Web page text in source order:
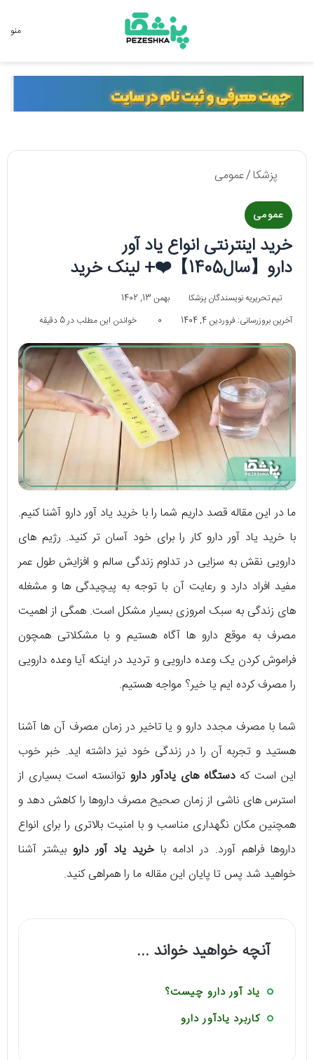
منو
پزشکا/عمومی
عمومی
خرید اینترنتی انواع یاد آور
دارو【سال1405】❤️+ لینک خرید
تیم تحریریه نویسندگان پزشکا
بهمن 13, 1402
آخرین بروزرسانی: فروردین 4, 1404
0 خواندن این مطلب در 5 دقیقه
ما در این مقاله قصد داریم شما را با خرید یاد آور دارو آشنا کنیم.
با خرید یاد آور دارو کار را برای خود آسان تر کنید. رژیم های
دارویی نقش به سزایی در تداوم زندگی سالم و افزایش طول عمر
مفید افراد دارد و رعایت آن با توجه به پیچیدگی ها و مشغله
های زندگی به سبک امروزی بسیار مشکل است. همگی از اهمیت
مصرف به موقع دارو ها آگاه هستیم و با مشکلاتی همچون
فراموش کردن یک وعده دارویی و تردید در اینکه آیا وعده دارویی
را مصرف کرده ایم یا خیر؟ مواجه هستیم.
شما با مصرف مجدد دارو و یا تاخیر در زمان مصرف آن ها آشنا
هستید و تجربه آن را در زندگی خود نیز داشته اید. خبر خوب
این است کهدستگاه های یادآور داروتوانسته است بسیاری از
استرس های ناشی از زمان صحیح مصرف داروها را کاهش دهد و
همچنین مکان نگهداری مناسب و با امنیت بالاتری را برای انواع
داروها فراهم آورد. در ادامه با خرید یاد آور دارو بیشتر آشنا
خواهید شد پس تا پایان این مقاله ما را همراهی کنید.
آنچه خواهید خواند ...
یاد آور دارو چیست؟
کاربرد یادآور دارو